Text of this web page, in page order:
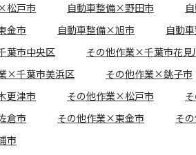
松戸市 自動車整備×野田市
金市 自動車整備×旭市 自動
葉市中央区 その他作業×千葉市花見
×千葉市美浜区 その他作業×銚子市
更津市 その他作業×松戸市
倉市 その他作業×東金市 そ
市